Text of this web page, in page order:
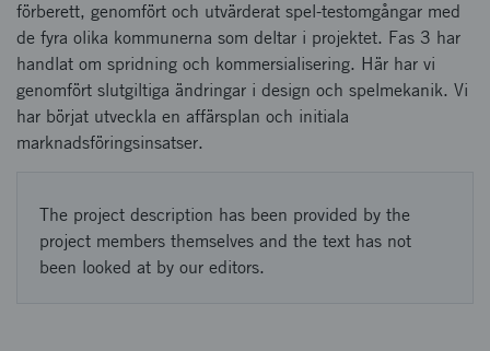
förberett, genomfört och utvärderat spel-testomgångar med
de fyra olika kommunerna som deltar i projektet. Fas 3 har
handlat om spridning och kommersialisering. Här har vi
genomfört slutgiltiga ändringar i design och spelmekanik. Vi
har börjat utveckla en affärsplan och initiala
marknadsföringsinsatser.
The project description has been provided by the
project members themselves and the text has not
been looked at by our editors.